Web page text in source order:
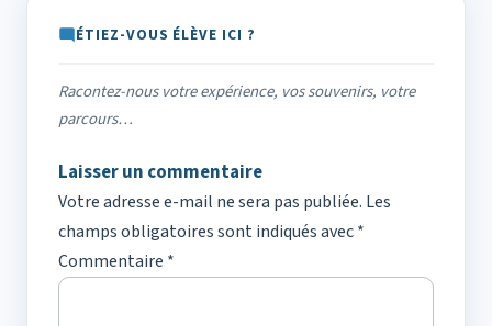
ÉTIEZ-VOUS ÉLÈVE ICI ?
Racontez-nous votre expérience, vos souvenirs, votre
parcours…
Laisser un commentaire
Votre adresse e-mail ne sera pas publiée. Les
champs obligatoires sont indiqués avec*
Commentaire *